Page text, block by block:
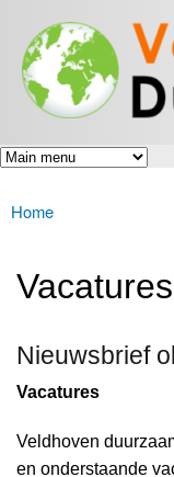
Veldhoven
Duurzaam
Energiek
naar de
toekomst
U bent hier
Home
Vacatures
Nieuwsbrief
Vacatures
Veldhoven
en onderstaande